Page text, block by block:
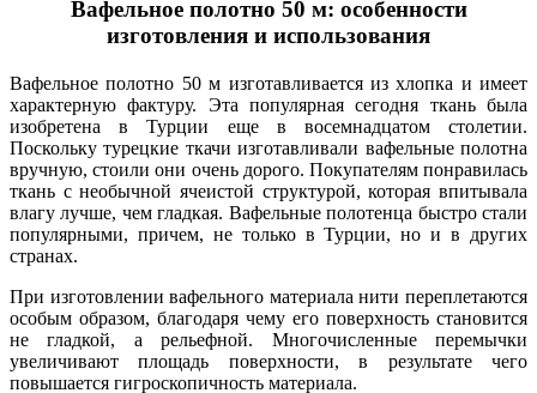
Вафельное полотно 50 м: особенности
изготовления и использования
Вафельное полотно 50 м изготавливается из хлопка и имеет
характерную фактуру. Эта популярная сегодня ткань была
изобретена в Турции еще в восемнадцатом столетии.
Поскольку турецкие ткачи изготавливали вафельные полотна
вручную, стоили они очень дорого. Покупателям понравилась
ткань с необычной ячеистой структурой, которая впитывала
влагу лучше, чем гладкая. Вафельные полотенца быстро стали
популярными, причем, не только в Турции, но и в других
странах.
При изготовлении вафельного материала нити переплетаются
особым образом, благодаря чему его поверхность становится
не гладкой, а рельефной. Многочисленные перемычки
увеличивают площадь поверхности, в результате чего
повышается гигроскопичность материала.